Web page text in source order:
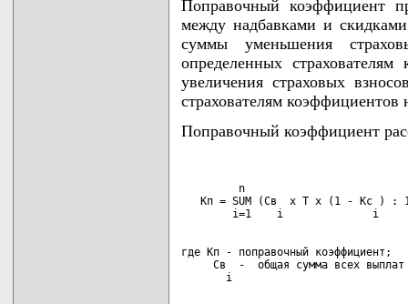
Поправочный коэффициент
между надбавками и
суммы уменьшения
определенных
увеличения страховых
страхователям коэффициентов
Поправочный коэффициент
n
Кп = SUM (Св  x Т x (1 - Кc ) :
где Кп - поправочный коэффициент;
Св  -  общая сумма всех